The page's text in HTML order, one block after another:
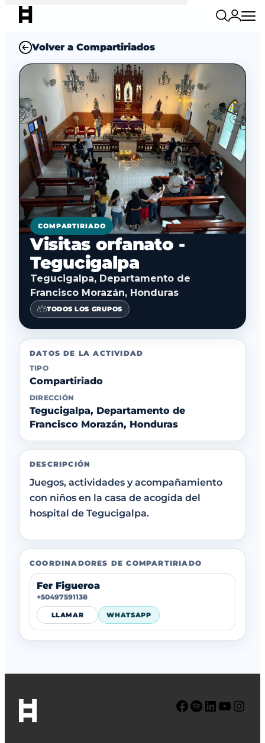
Volver a Compartiriados
COMPARTIRIADO
Visitas orfanato -
Tegucigalpa
Tegucigalpa, Departamento de
Francisco Morazán, Honduras
TODOS LOS GRUPOS
DATOS DE LA ACTIVIDAD
TIPO
Compartiriado
DIRECCIÓN
Tegucigalpa, Departamento de
Francisco Morazán, Honduras
DESCRIPCIÓN
Juegos, actividades y acompañamiento
con niños en la casa de acogida del
hospital de Tegucigalpa.
COORDINADORES DE COMPARTIRIADO
Fer Figueroa
+50497591138
LLAMAR WHATSAPP
Facebook Spotify LinkedIn YouTube Instagram